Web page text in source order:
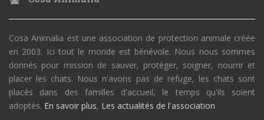
Cosa Animalia est une association de protection animale créée
en 2003. Ici tout le monde est bénévole. Nous nous sommes
donnés pour mission de sauver, protéger, soigner, nourrir et
placer les chats. Nous n'avons pas de refuge, les chats sont
placés dans des familles d'accueil, le temps qu'ils soient
adoptés. En savoir plus, Les actualités de l'association